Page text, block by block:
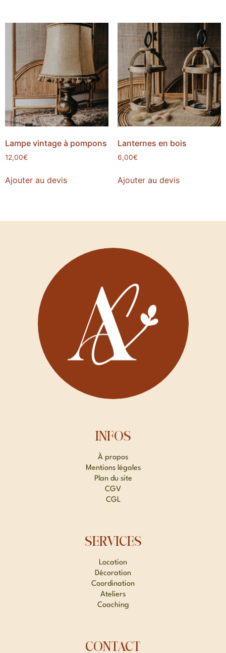
Lampe vintage à pompons
12,00€
Ajouter au devis
Lanternes en bois
6,00€
Ajouter au devis
INFOS
À propos
Mentions légales
Plan du site
CGV
CGL
SERVICES
Location
Décoration
Coordination
Ateliers
Coaching
CONTACT